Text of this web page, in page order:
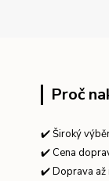
Proč
✔️ Široký
✔️ Cena
✔️ Doprava až